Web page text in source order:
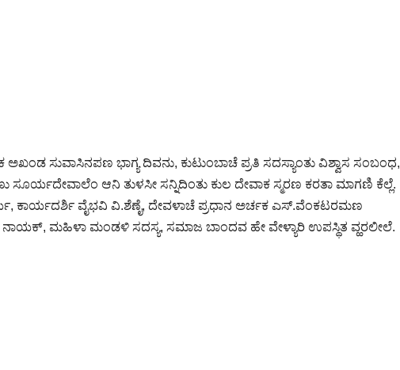
ಸುವಾಸಿನಪಣ ಭಾಗ್ಯ ದಿವನು, ಕುಟುಂಬಾಚೆ ಪ್ರತಿ ಸದಸ್ಯಾಂತು ವಿಶ್ವಾಸ ಸಂಬಂಧ,
ಸೂರ್ಯದೇವಾಲೆಂ ಆನಿ ತುಳಸೀ ಸನ್ನಿದಿಂತು ಕುಲ ದೇವಾಕ ಸ್ಮರಣ ಕರತಾ ಮಾಗಣಿ ಕೆಲ್ಲೆ.
ಕಾರ್ಯದರ್ಶಿ ವೈಭವಿ ವಿ.ಶೆಣೈ, ದೇವಳಾಚೆ ಪ್ರಧಾನ ಅರ್ಚಕ ಎಸ್.ವೆಂಕಟರಮಣ
ಮಹಿಳಾ ಮಂಡಳಿ ಸದಸ್ಯ, ಸಮಾಜ ಬಾಂದವ ಹೇ ವೇಳ್ಯಾರಿ ಉಪಸ್ಥಿತ ವ್ಹರಲೀಲೆ.